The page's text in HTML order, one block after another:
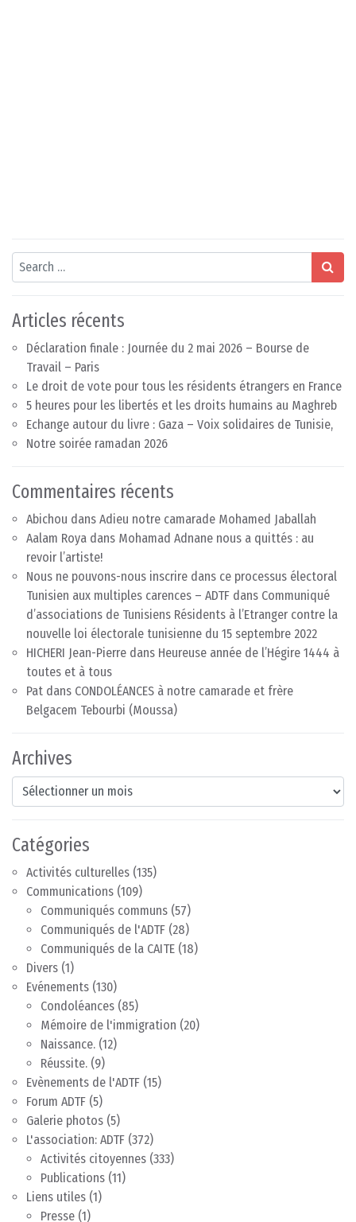
Search
Articles récents
Déclaration finale : Journée du 2 mai 2026 – Bourse de
Travail – Paris
Le droit de vote pour tous les résidents étrangers en France
5 heures pour les libertés et les droits humains au Maghreb
Echange autour du livre : Gaza – Voix solidaires de Tunisie,
Notre soirée ramadan 2026
Commentaires récents
Abichou dans Adieu notre camarade Mohamed Jaballah
Aalam Roya dans Mohamad Adnane nous a quittés : au
revoir l’artiste!
Nous ne pouvons-nous inscrire dans ce processus électoral
Tunisien aux multiples carences – ADTF dans Communiqué
d’associations de Tunisiens Résidents à l’Etranger contre la
nouvelle loi électorale tunisienne du 15 septembre 2022
HICHERI Jean-Pierre dans Heureuse année de l’Hégire 1444 à
toutes et à tous
Pat dans CONDOLÉANCES à notre camarade et frère
Belgacem Tebourbi (Moussa)
Archives
Archives
Catégories
Activités culturelles (135)
Communications (109)
Communiqués communs (57)
Communiqués de l'ADTF (28)
Communiqués de la CAITE (18)
Divers (1)
Evénements (130)
Condoléances (85)
Mémoire de l'immigration (20)
Naissance. (12)
Réussite. (9)
Evènements de l'ADTF (15)
Forum ADTF (5)
Galerie photos (5)
L'association: ADTF (372)
Activités citoyennes (333)
Publications (11)
Liens utiles (1)
Presse (1)